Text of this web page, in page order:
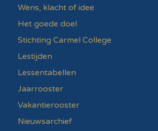
Wens, klacht of idee
Het goede doel
Stichting Carmel College
Lestijden
Lessentabellen
Jaarrooster
Vakantierooster
Nieuwsarchief